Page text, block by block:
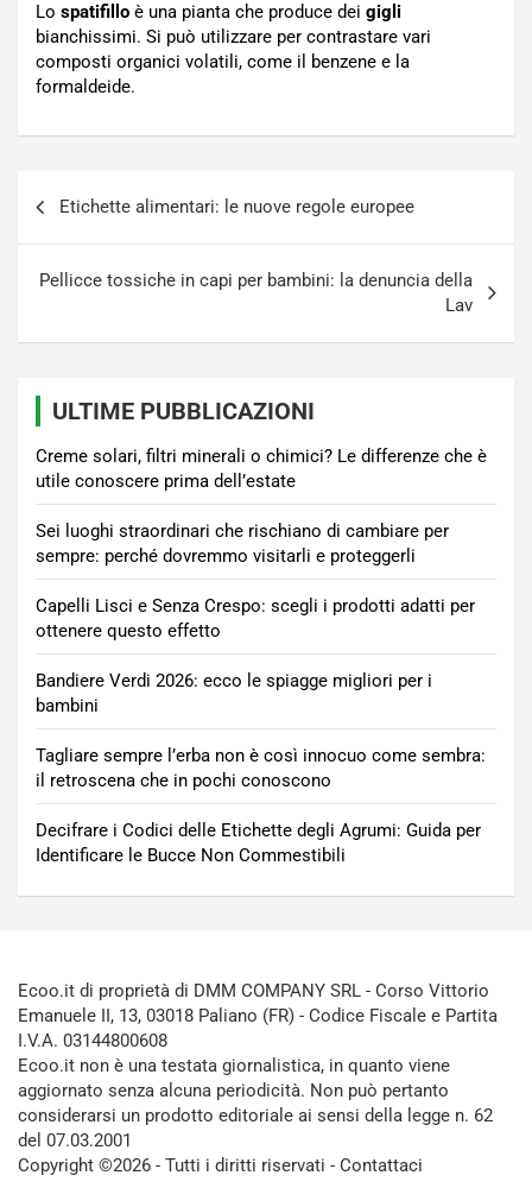
Lo spatifillo è una pianta che produce dei gigli
bianchissimi. Si può utilizzare per contrastare vari
composti organici volatili, come il benzene e la
formaldeide.
Etichette alimentari: le nuove regole europee
Pellicce tossiche in capi per bambini: la denuncia della
Lav
ULTIME PUBBLICAZIONI
Creme solari, filtri minerali o chimici? Le differenze che è
utile conoscere prima dell’estate
Sei luoghi straordinari che rischiano di cambiare per
sempre: perché dovremmo visitarli e proteggerli
Capelli Lisci e Senza Crespo: scegli i prodotti adatti per
ottenere questo effetto
Bandiere Verdi 2026: ecco le spiagge migliori per i
bambini
Tagliare sempre l’erba non è così innocuo come sembra:
il retroscena che in pochi conoscono
Decifrare i Codici delle Etichette degli Agrumi: Guida per
Identificare le Bucce Non Commestibili
Ecoo.it di proprietà di DMM COMPANY SRL - Corso Vittorio
Emanuele II, 13, 03018 Paliano (FR) - Codice Fiscale e Partita
I.V.A. 03144800608
Ecoo.it non è una testata giornalistica, in quanto viene
aggiornato senza alcuna periodicità. Non può pertanto
considerarsi un prodotto editoriale ai sensi della legge n. 62
del 07.03.2001
Copyright ©2026 - Tutti i diritti riservati - Contattaci